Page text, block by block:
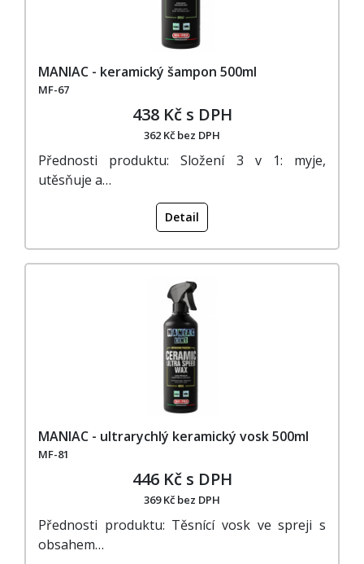
MANIAC - keramický šampon 500ml
MF-67
438 Kč s DPH
362 Kč bez DPH
Přednosti produktu: Složení 3 v 1: myje,
utěsňuje a…
Detail
MANIAC - ultrarychlý keramický vosk 500ml
MF-81
446 Kč s DPH
369 Kč bez DPH
Přednosti produktu: Těsnící vosk ve spreji s
obsahem…